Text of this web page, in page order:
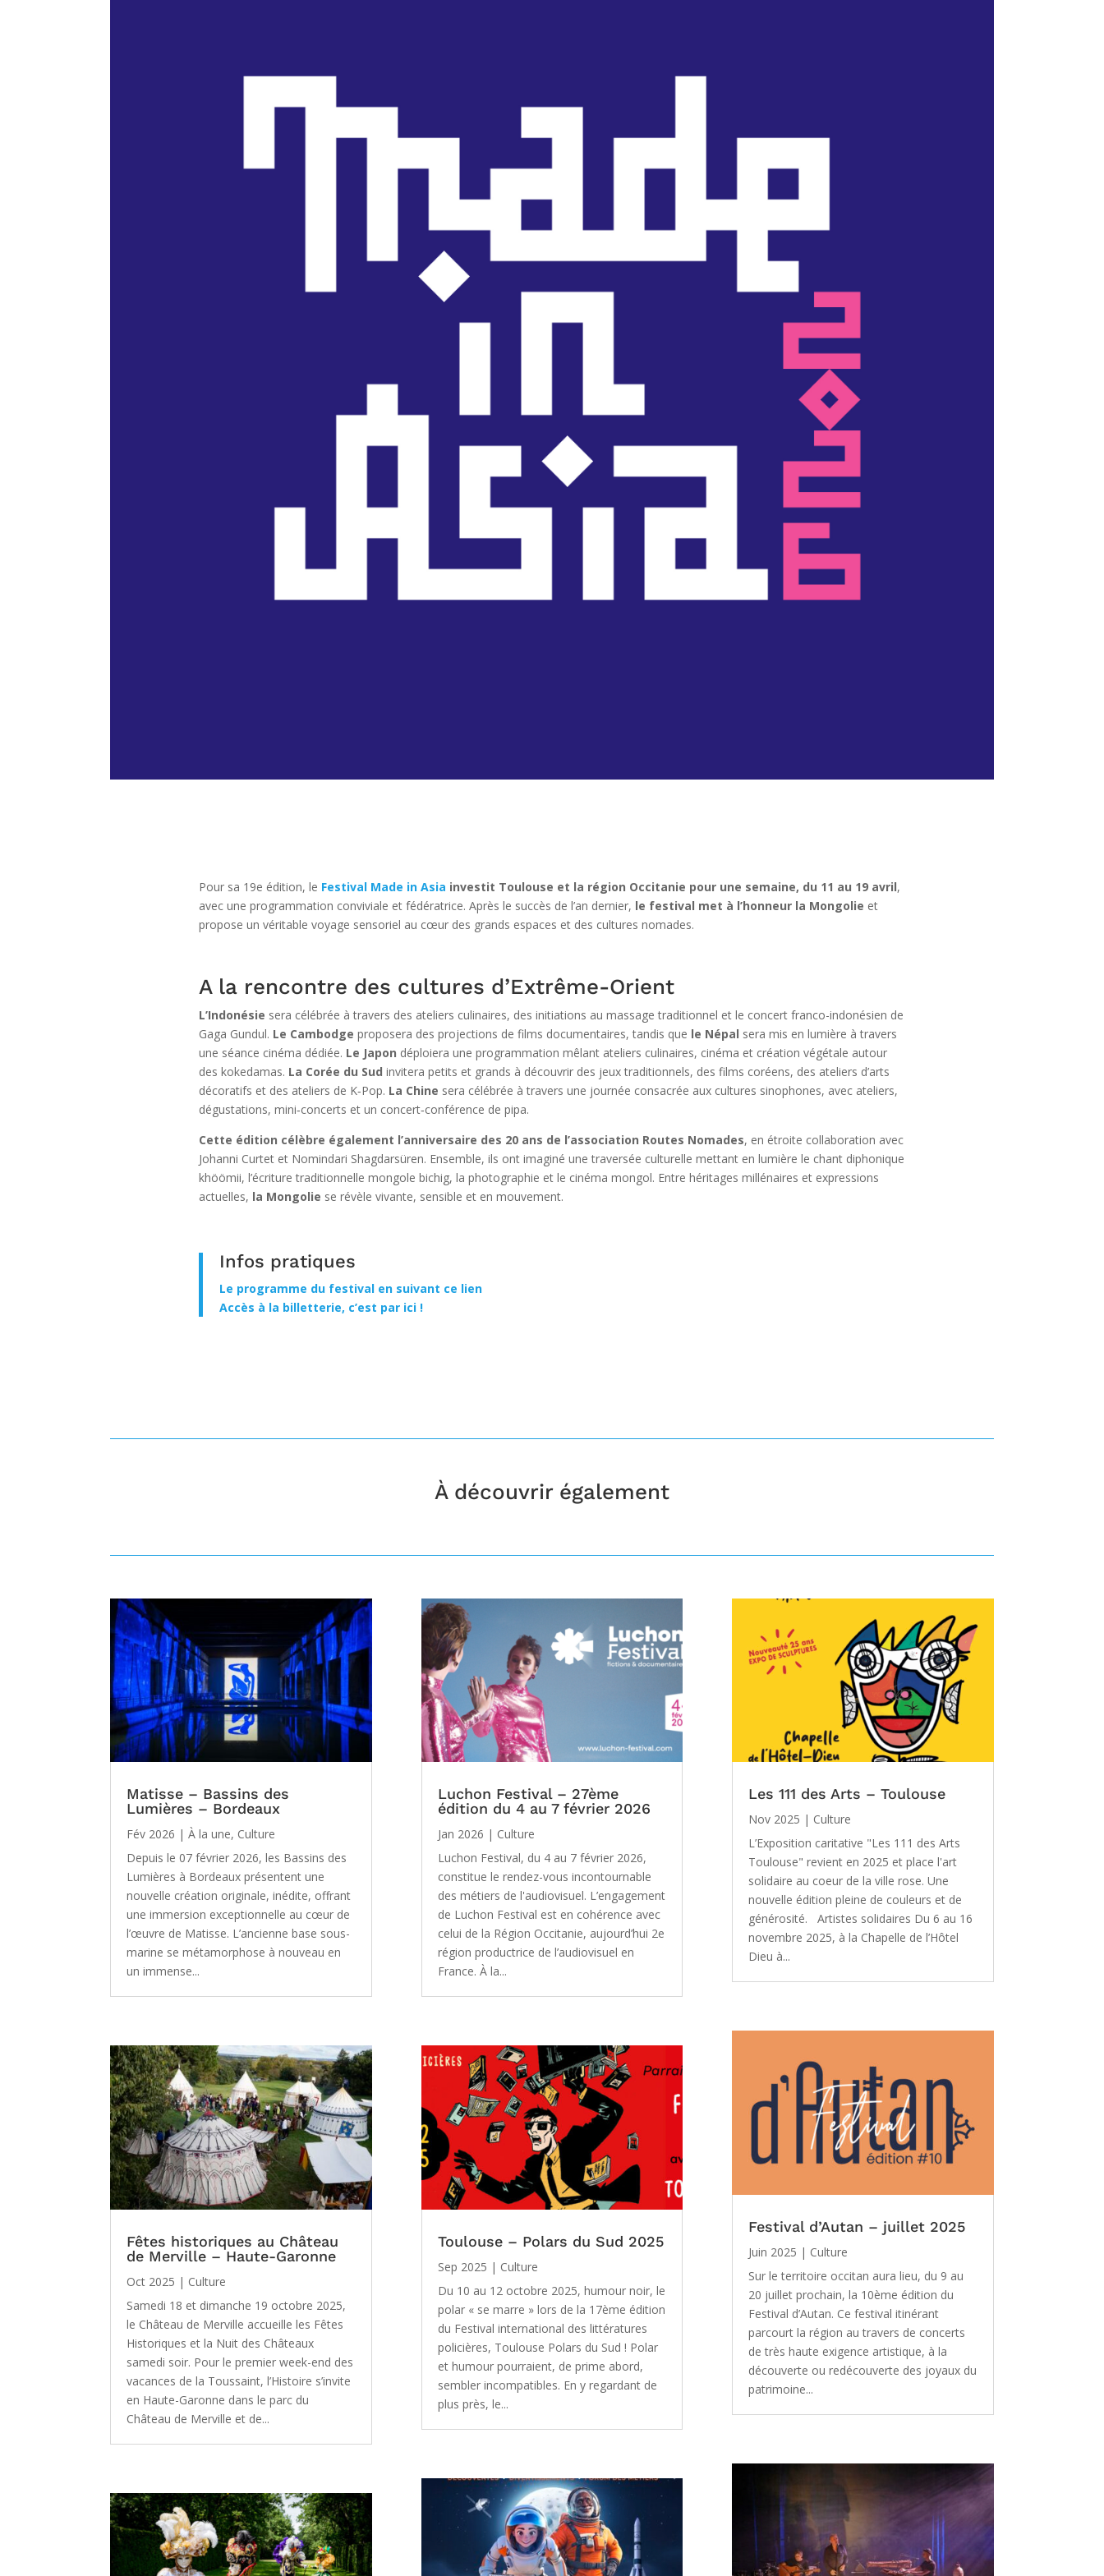
Pour sa 19e édition, le Festival Made in Asia investit Toulouse et la région Occitanie pour une semaine, du 11 au 19 avril,
avec une programmation conviviale et fédératrice. Après le succès de l’an dernier, le festival met à l’honneur la Mongolie et
propose un véritable voyage sensoriel au cœur des grands espaces et des cultures nomades.
A la rencontre des cultures d’Extrême-Orient
L’Indonésie sera célébrée à travers des ateliers culinaires, des initiations au massage traditionnel et le concert franco-indonésien de
Gaga Gundul. Le Cambodge proposera des projections de films documentaires, tandis que le Népal sera mis en lumière à travers
une séance cinéma dédiée. Le Japon déploiera une programmation mêlant ateliers culinaires, cinéma et création végétale autour
des kokedamas. La Corée du Sud invitera petits et grands à découvrir des jeux traditionnels, des films coréens, des ateliers d’arts
décoratifs et des ateliers de K‐Pop. La Chine sera célébrée à travers une journée consacrée aux cultures sinophones, avec ateliers,
dégustations, mini‐concerts et un concert‐conférence de pipa.
Cette édition célèbre également l’anniversaire des 20 ans de l’association Routes Nomades, en étroite collaboration avec
Johanni Curtet et Nomindari Shagdarsüren. Ensemble, ils ont imaginé une traversée culturelle mettant en lumière le chant diphonique
khöömii, l’écriture traditionnelle mongole bichig, la photographie et le cinéma mongol. Entre héritages millénaires et expressions
actuelles, la Mongolie se révèle vivante, sensible et en mouvement.
Infos pratiques
Le programme du festival en suivant ce lien
Accès à la billetterie, c’est par ici !
À découvrir également
Matisse – Bassins des
Lumières – Bordeaux
Fév 2026 |À la une, Culture
Depuis le 07 février 2026, les Bassins des
Lumières à Bordeaux présentent une
nouvelle création originale, inédite, offrant
une immersion exceptionnelle au cœur de
l’œuvre de Matisse. L’ancienne base sous-
marine se métamorphose à nouveau en
un immense...
Fêtes historiques au Château
de Merville – Haute-Garonne
Oct 2025 | Culture
Samedi 18 et dimanche 19 octobre 2025,
le Château de Merville accueille les Fêtes
Historiques et la Nuit des Châteaux
samedi soir. Pour le premier week-end des
vacances de la Toussaint, l’Histoire s’invite
en Haute-Garonne dans le parc du
Château de Merville et de...
Luchon Festival – 27ème
édition du 4 au 7 février 2026
Jan 2026 | Culture
Luchon Festival, du 4 au 7 février 2026,
constitue le rendez-vous incontournable
des métiers de l'audiovisuel. L’engagement
de Luchon Festival est en cohérence avec
celui de la Région Occitanie, aujourd’hui 2e
région productrice de l’audiovisuel en
France. À la...
Toulouse – Polars du Sud 2025
Sep 2025 | Culture
Du 10 au 12 octobre 2025, humour noir, le
polar « se marre » lors de la 17ème édition
du Festival international des littératures
policières, Toulouse Polars du Sud ! Polar
et humour pourraient, de prime abord,
sembler incompatibles. En y regardant de
plus près, le...
Les 111 des Arts – Toulouse
Nov 2025 | Culture
L’Exposition caritative "Les 111 des Arts
Toulouse" revient en 2025 et place l'art
solidaire au coeur de la ville rose. Une
nouvelle édition pleine de couleurs et de
générosité. Artistes solidaires Du 6 au 16
novembre 2025, à la Chapelle de l’Hôtel
Dieu à...
Festival d’Autan – juillet 2025
Juin 2025 | Culture
Sur le territoire occitan aura lieu, du 9 au
20 juillet prochain, la 10ème édition du
Festival d’Autan. Ce festival itinérant
parcourt la région au travers de concerts
de très haute exigence artistique, à la
découverte ou redécouverte des joyaux du
patrimoine...